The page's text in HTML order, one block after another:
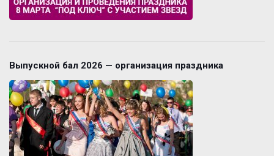
Выпускной бал 2026 — организация праздника